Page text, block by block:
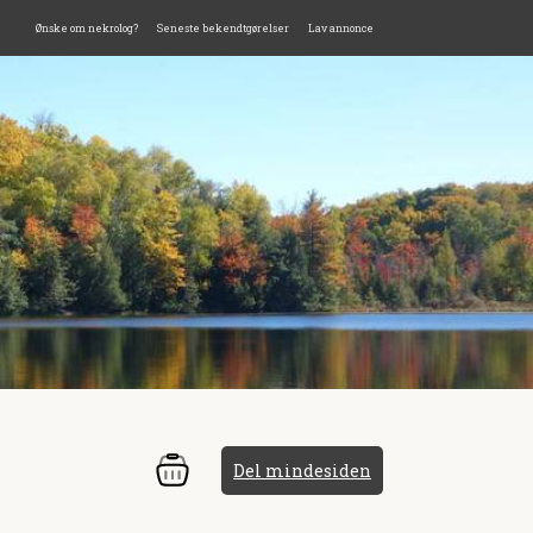
Ønske om nekrolog? Seneste bekendtgørelser Lav annonce
Del mindesiden